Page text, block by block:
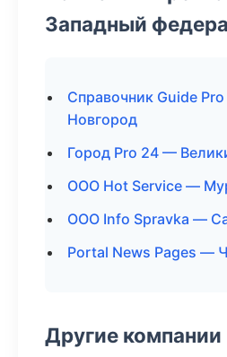
Западный
Справочник Guide
Новгород
Город Pro 24 —
ООО Hot Service —
ООО Info Spravka —
Portal News Pages —
Другие компании